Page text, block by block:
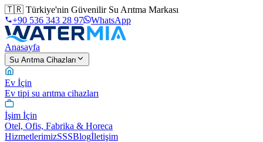
🇹🇷 Türkiye'nin Güvenilir Su Arıtma Markası
+90 536 343 28 97
WhatsApp
Anasayfa
Su Arıtma Cihazları
Ev İçin
Ev tipi su arıtma cihazları
İşim İçin
Otel, Ofis, Fabrika & Horeca
HizmetlerimizSSSBlogİletişim